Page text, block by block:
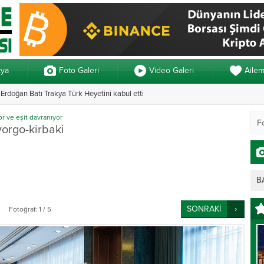
Foto Galeri Video Galeri Ailem
Batı Trakya Türk Heyetini kabul etti
ve eşit davranıyor
kirbaki
Fotoğraf: 1 / 5 SONRAKİ